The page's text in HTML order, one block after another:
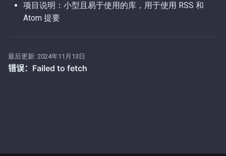
第53期（2025-11-14）.md
第51期（2025-11-07）.md
第1期（2026-01-02）.md
项目说明：小型且易于使用的库，用于使用 RSS 和
Atom 提要
最后更新: 2024年11月13日